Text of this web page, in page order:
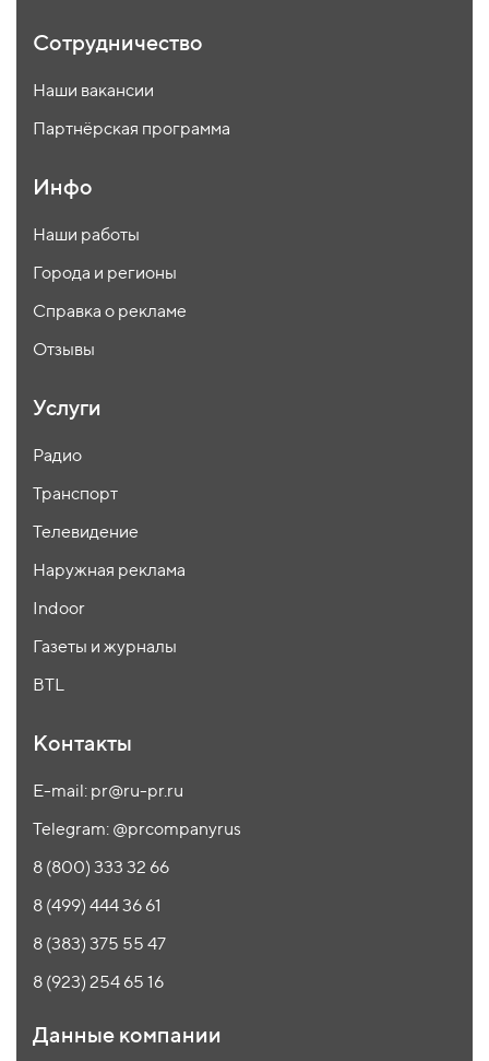
Сотрудничество
Наши вакансии
Партнёрская программа
Инфо
Наши работы
Города и регионы
Справка о рекламе
Отзывы
Услуги
Радио
Транспорт
Телевидение
Наружная реклама
Indoor
Газеты и журналы
BTL
Контакты
E-mail: pr@ru-pr.ru
Telegram: @prcompanyrus
8 (800) 333 32 66
8 (499) 444 36 61
8 (383) 375 55 47
8 (923) 254 65 16
Данные компании